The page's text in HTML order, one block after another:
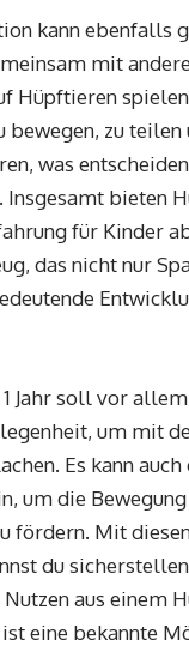
kann ebenfalls
mit
Hüpftieren
bewegen, zu
was
Insgesamt bieten
für Kinder
das nicht nur
Jahr soll vor
um mit
Es kann auch
um die
fördern. Mit
du
aus einem
ist eine bekannte